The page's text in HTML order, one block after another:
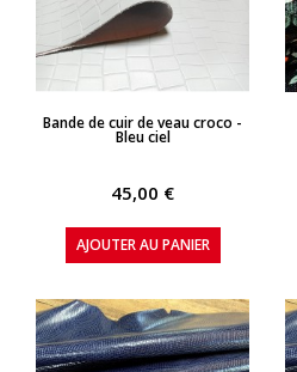
APERÇU RAPIDE
Bande de cuir de veau croco -
Bleu ciel
45,00 €
AJOUTER AU PANIER